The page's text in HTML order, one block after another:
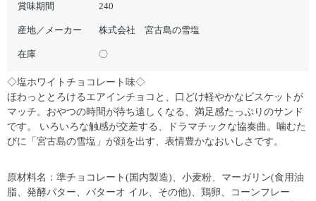
賞味期間 240
産地／メーカー 株式会社 宮古島の雪塩
在庫 〇
◇塩ホワイトチョコレート味◇
ほわっととろけるエアインチョコと、口どけ軽やかなビスケットが
マッチ。おやつの時間が待ち遠しくなる、満足感たっぷりのサンド
です。 いろいろな触感が交差する、ドラマチックな協奏曲。噛むた
びに「宮古島の雪塩」が顔を出す、表情豊かなおいしさです。
原材料名：準チョコレート(国内製造)、小麦粉、マーガリン(食用油
脂、発酵バター、バターオ イル、その他)、鶏卵、コーンフレー